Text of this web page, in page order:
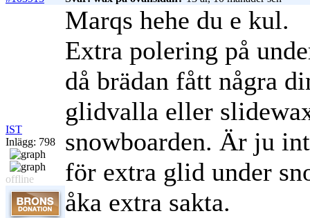
IST
Inlägg: 798
offline
Marqs hehe du e kul.
Extra polering på
då brädan fått några
glidvalla eller
snowboarden. Är ju
för extra glid under
åka extra sakta.